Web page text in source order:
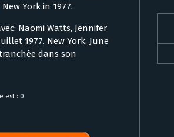
York in 1977.
Naomi Watts, Jennifer
1977. New York. June
dans son
est : 0